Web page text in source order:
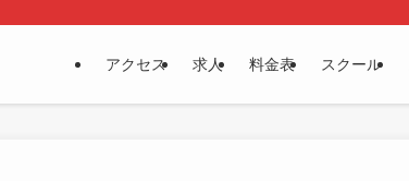
アクセス 求人 料金表 スクール